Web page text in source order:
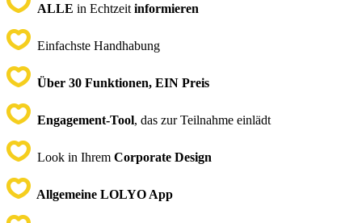
ALLE in Echtzeit informieren
Einfachste Handhabung
Über 30 Funktionen, EIN Preis
Engagement-Tool, das zur Teilnahme einlädt
Look in Ihrem Corporate Design
Allgemeine LOLYO App